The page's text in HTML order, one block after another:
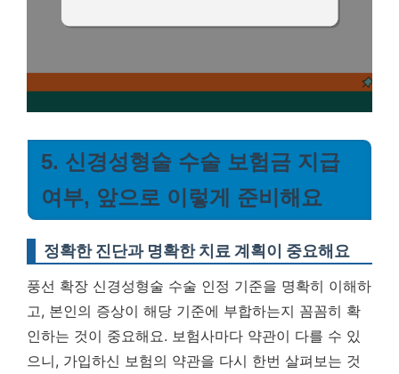
5. 신경성형술 수술 보험금 지급
여부, 앞으로 이렇게 준비해요
정확한 진단과 명확한 치료 계획이 중요해요
풍선 확장 신경성형술 수술 인정 기준을 명확히 이해하
고, 본인의 증상이 해당 기준에 부합하는지 꼼꼼히 확
인하는 것이 중요해요. 보험사마다 약관이 다를 수 있
으니, 가입하신 보험의 약관을 다시 한번 살펴보는 것